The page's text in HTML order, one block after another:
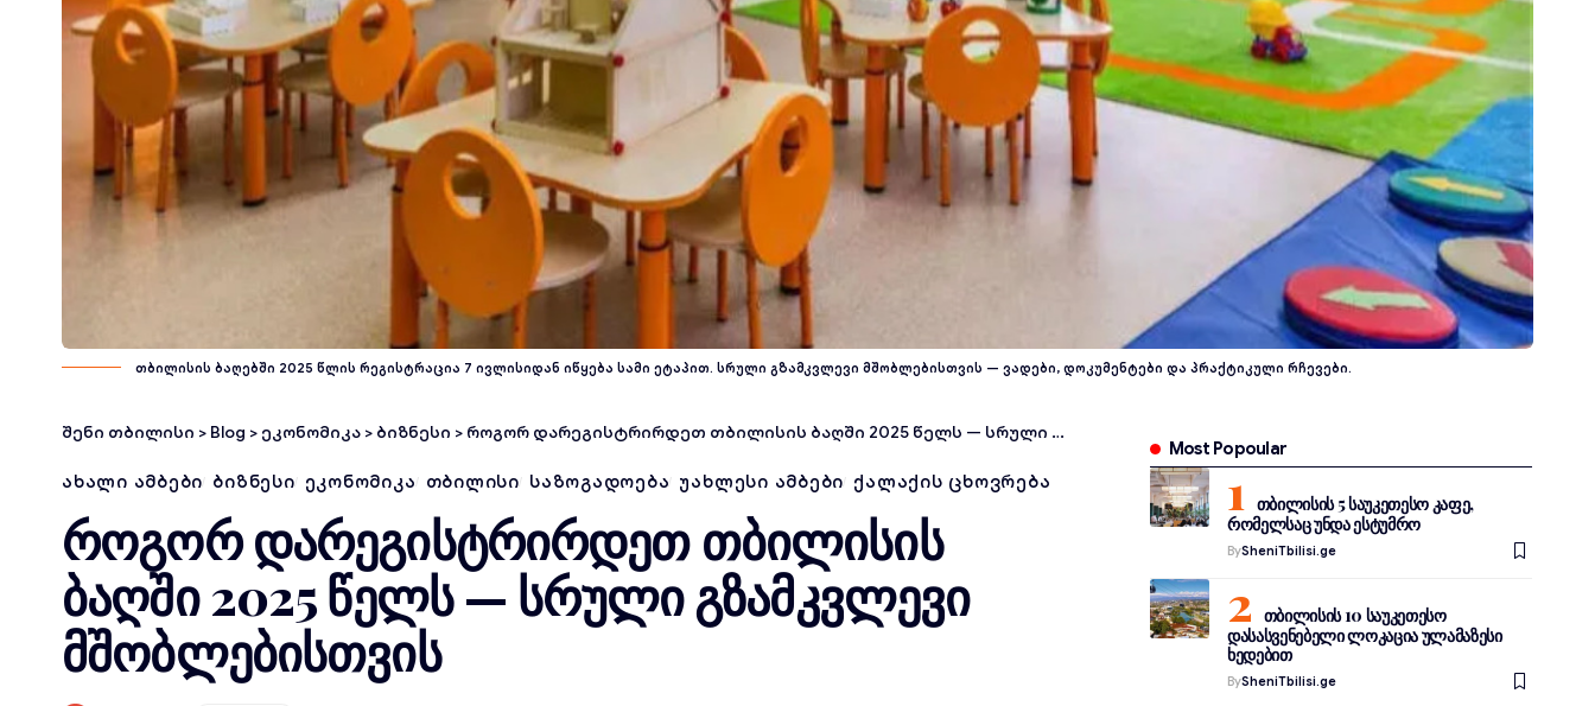
თბილისის ბაღებში 2025 წლის რეგისტრაცია 7 ივლისიდან იწყება სამი ეტაპით. სრული გზამკვლევი მშობლებისთვის — ვადები, დოკუმენტები და პრაქტიკული რჩევები.
შენი თბილისი > Blog > ეკონომიკა > ბიზნესი > როგორ დარეგისტრირდეთ თბილისის ბაღში 2025 წელს — სრული გზამკვლევი მშობლებისთვის
ᲐᲮᲐᲚᲘ ᲐᲛᲑᲔᲑᲘ ᲑᲘᲖᲜᲔᲡᲘ ᲔᲙᲝᲜᲝᲛᲘᲙᲐ ᲗᲑᲘᲚᲘᲡᲘ ᲡᲐᲖᲝᲒᲐᲓᲝᲔᲑᲐ ᲣᲐᲮᲚᲔᲡᲘ ᲐᲛᲑᲔᲑᲘ ᲥᲐᲚᲐᲥᲘᲡ ᲪᲮᲝᲕᲠᲔᲑᲐ
როგორ დარეგისტრირდეთ თბილისის
ბაღში 2025 წელს — სრული გზამკვლევი
მშობლებისთვის
Most Popoular
თბილისის 5 საუკეთესო კაფე,
რომელსაც უნდა ესტუმრო
BySheniTbilisi.ge
თბილისის 10 საუკეთესო
დასასვენებელი ლოკაცია ულამაზესი
ხედებით
BySheniTbilisi.ge